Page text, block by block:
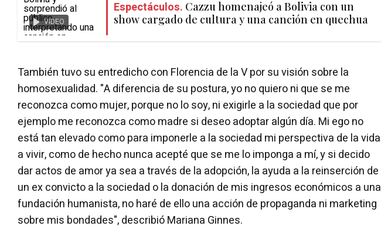
VIDEO
Espectáculos. Cazzu homenajeó a Bolivia con un
show cargado de cultura y una canción en quechua
También tuvo su entredicho con Florencia de la V por su visión sobre la
homosexualidad. "A diferencia de su postura, yo no quiero ni que se me
reconozca como mujer, porque no lo soy, ni exigirle a la sociedad que por
ejemplo me reconozca como madre si deseo adoptar algún día. Mi ego no
está tan elevado como para imponerle a la sociedad mi perspectiva de la vida
a vivir, como de hecho nunca acepté que se me lo imponga a mí, y si decido
dar actos de amor ya sea a través de la adopción, la ayuda a la reinserción de
un ex convicto a la sociedad o la donación de mis ingresos económicos a una
fundación humanista, no haré de ello una acción de propaganda ni marketing
sobre mis bondades", describió Mariana Ginnes.